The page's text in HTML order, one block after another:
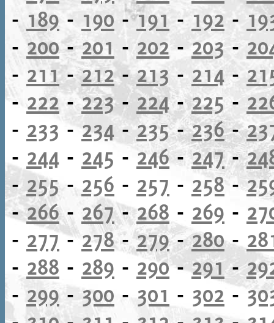
- 189 - 190 -191- 192 -
- 200-201 - 202-203 -
- 211-212-213 - 214 -
- 222 -223-224-225-
- 233 -234 -235-236-
- 244 - 245 - 246-247-
- 255- 256 - 257 - 258-
-266- 267-268 - 269 -
- 277-278-279-280-
- 288 - 289 - 290-291-
- 299 -300 - 301 - 302 -